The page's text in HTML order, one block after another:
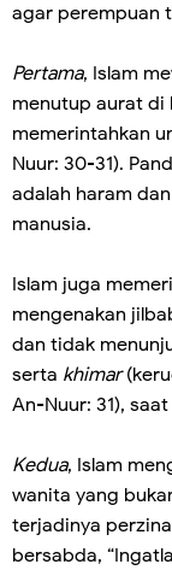
agar perempuan
Pertama, Islam
menutup aurat di
memerintahkan
Nuur: 30-31).
adalah haram
manusia.
Islam juga
mengenakan
dan tidak
serta khimar
An-Nuur: 31),
Kedua, Islam
wanita yang
terjadinya
bersabda,